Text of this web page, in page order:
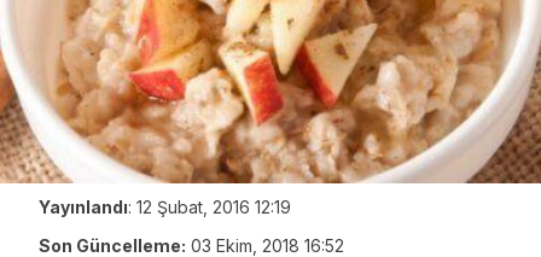
Yayınlandı: 12 Şubat, 2016 12:19
Son Güncelleme: 03 Ekim, 2018 16:52